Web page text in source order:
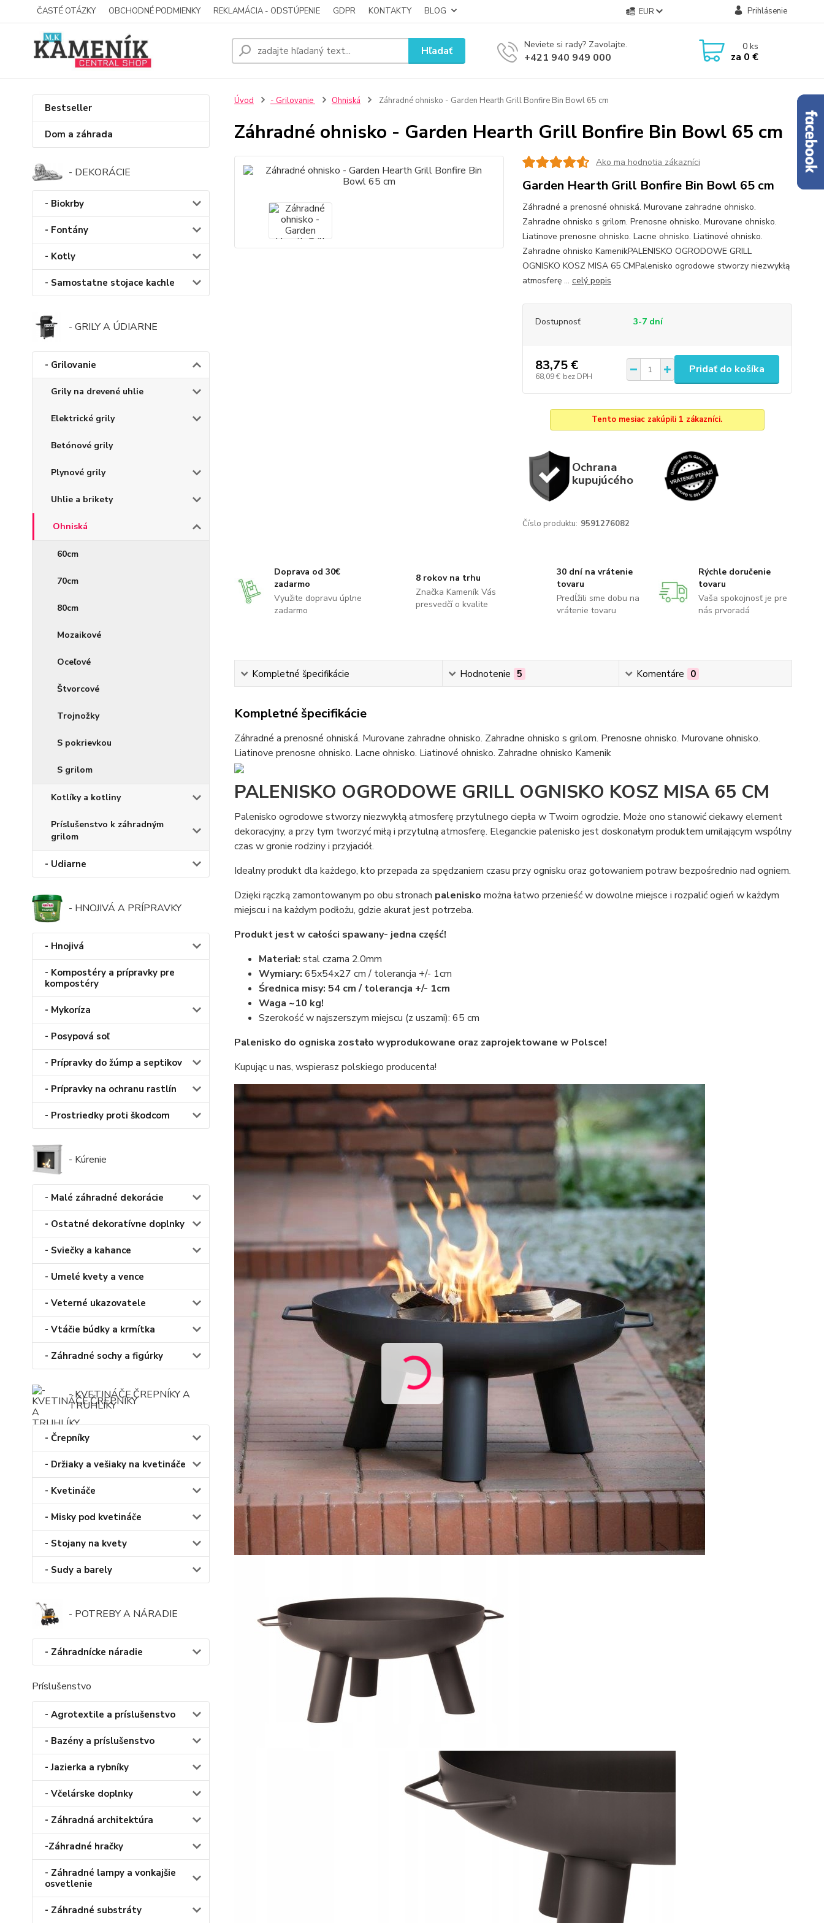
ČASTÉ OTÁZKY OBCHODNÉ PODMIENKY REKLAMÁCIA - ODSTÚPENIE GDPR KONTAKTY BLOG EUR Prihlásenie
Hľadať Neviete si rady? Zavolajte.
+421 940 949 000
0ks
za 0 €
Bestseller
Dom a záhrada
- DEKORÁCIE
- Biokrby
- Fontány
- Kotly
- Samostatne stojace kachle
- GRILY A ÚDIARNE
- Grilovanie
Grily na drevené uhlie
Elektrické grily
Betónové grily
Plynové grily
Uhlie a brikety
Ohniská
60cm
70cm
80cm
Mozaikové
Oceľové
Štvorcové
Trojnožky
S pokrievkou
S grilom
Kotlíky a kotliny
Príslušenstvo k záhradným
grilom
- Udiarne
- HNOJIVÁ A PRÍPRAVKY
- Hnojivá
- Kompostéry a prípravky pre
kompostéry
- Mykoríza
- Posypová soľ
- Prípravky do žúmp a septikov
- Prípravky na ochranu rastlín
- Prostriedky proti škodcom
- Kúrenie
- Malé záhradné dekorácie
- Ostatné dekoratívne doplnky
- Sviečky a kahance
- Umelé kvety a vence
- Veterné ukazovatele
- Vtáčie búdky a krmítka
- Záhradné sochy a figúrky
- KVETINÁČE,ČREPNÍKY A
TRUHLÍKY
- Črepníky
- Držiaky a vešiaky na kvetináče
- Kvetináče
- Misky pod kvetináče
- Stojany na kvety
- Sudy a barely
- POTREBY A NÁRADIE
- Záhradnícke náradie
Príslušenstvo
- Agrotextile a príslušenstvo
- Bazény a príslušenstvo
- Jazierka a rybníky
- Včelárske doplnky
- Záhradná architektúra
-Záhradné hračky
- Záhradné lampy a vonkajšie
osvetlenie
- Záhradné substráty
Úvod - Grilovanie Ohniská Záhradné ohnisko - Garden Hearth Grill Bonfire Bin Bowl 65 cm
Záhradné ohnisko - Garden Hearth Grill Bonfire Bin Bowl 65 cm
Ako ma hodnotia zákazníci
Garden Hearth Grill Bonfire Bin Bowl 65 cm
Záhradné a prenosné ohniská. Murovane zahradne ohnisko.
Zahradne ohnisko s grilom. Prenosne ohnisko. Murovane ohnisko.
Liatinove prenosne ohnisko. Lacne ohnisko. Liatinové ohnisko.
Zahradne ohnisko KamenikPALENISKO OGRODOWE GRILL
OGNISKO KOSZ MISA 65 CMPalenisko ogrodowe stworzy niezwykłą
atmosferę ... celý popis
Dostupnosť 3-7 dní
83,75 €
68,09 € bez DPH
Pridať do košíka
Tento mesiac zakúpili 1 zákazníci.
Ochrana
kupujúcého
Číslo produktu: 9591276082
Doprava od 30€
zadarmo
Využite dopravu úplne
zadarmo
8 rokov na trhu
Značka Kameník Vás
presvedčí o kvalite
30 dní na vrátenie
tovaru
Predĺžili sme dobu na
vrátenie tovaru
Rýchle doručenie
tovaru
Vaša spokojnosť je pre
nás prvoradá
Kompletné špecifikácie Hodnotenie 5 Komentáre 0
Kompletné špecifikácie
Záhradné a prenosné ohniská. Murovane zahradne ohnisko. Zahradne ohnisko s grilom. Prenosne ohnisko. Murovane ohnisko.
Liatinove prenosne ohnisko. Lacne ohnisko. Liatinové ohnisko. Zahradne ohnisko Kamenik
PALENISKO OGRODOWE GRILL OGNISKO KOSZ MISA 65 CM
Palenisko ogrodowe stworzy niezwykłą atmosferę przytulnego ciepła w Twoim ogrodzie. Może ono stanowić ciekawy element
dekoracyjny, a przy tym tworzyć miłą i przytulną atmosferę. Eleganckie palenisko jest doskonałym produktem umilającym wspólny
czas w gronie rodziny i przyjaciół.
Idealny produkt dla każdego, kto przepada za spędzaniem czasu przy ognisku oraz gotowaniem potraw bezpośrednio nad ogniem.
Dzięki rączką zamontowanym po obu stronach palenisko można łatwo przenieść w dowolne miejsce i rozpalić ogień w każdym
miejscu i na każdym podłożu, gdzie akurat jest potrzeba.
Produkt jest w całości spawany- jedna część!
Materiał: stal czarna 2.0mm
Wymiary: 65x54x27 cm / tolerancja +/- 1cm
Średnica misy: 54 cm / tolerancja +/- 1cm
Waga ~10 kg!
Szerokość w najszerszym miejscu (z uszami): 65 cm
Palenisko do ogniska zostało wyprodukowane oraz zaprojektowane w Polsce!
Kupując u nas, wspierasz polskiego producenta!